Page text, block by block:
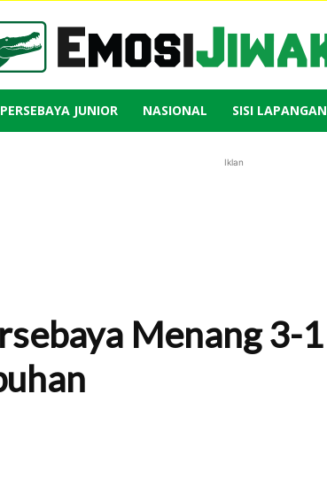
Emosi
PERSEBAYA JUNIOR NASIONAL SISI LAPANGAN
Iklan
Menang 3-1